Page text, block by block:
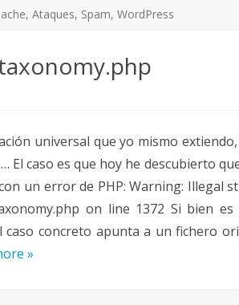
,Ataques, Spam,WordPress
universal que yo mismo
El caso es que hoy he descubierto
un error de PHP: Warning: Illegal
on line 1372 Si bien
concreto apunta a un fichero
»